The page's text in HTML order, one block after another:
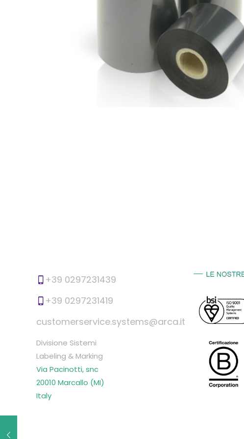
+39 0297231439
+39 0297231419
customerservice.systems@arca.it
Divisione Sistemi
Labeling & Marking
Via Pacinotti, snc
20010 Marcallo (MI)
Italy